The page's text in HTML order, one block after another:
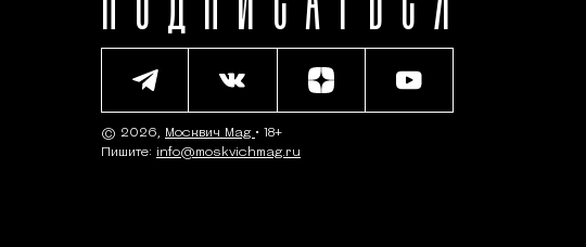
© 2026, Москвич Mag • 18+
Пишите: info@moskvichmag.ru